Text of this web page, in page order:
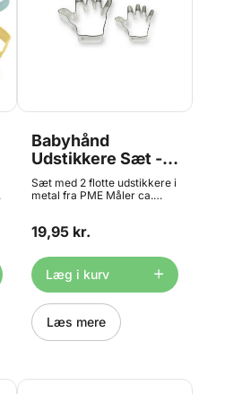
Babyhånd
Udstikkere Sæt -
5+10cm, PME
Sæt med 2 flotte udstikkere i
metal fra PME Måler ca.
opvaskemaskine
19,95 kr.
Læg i kurv
Læs mere